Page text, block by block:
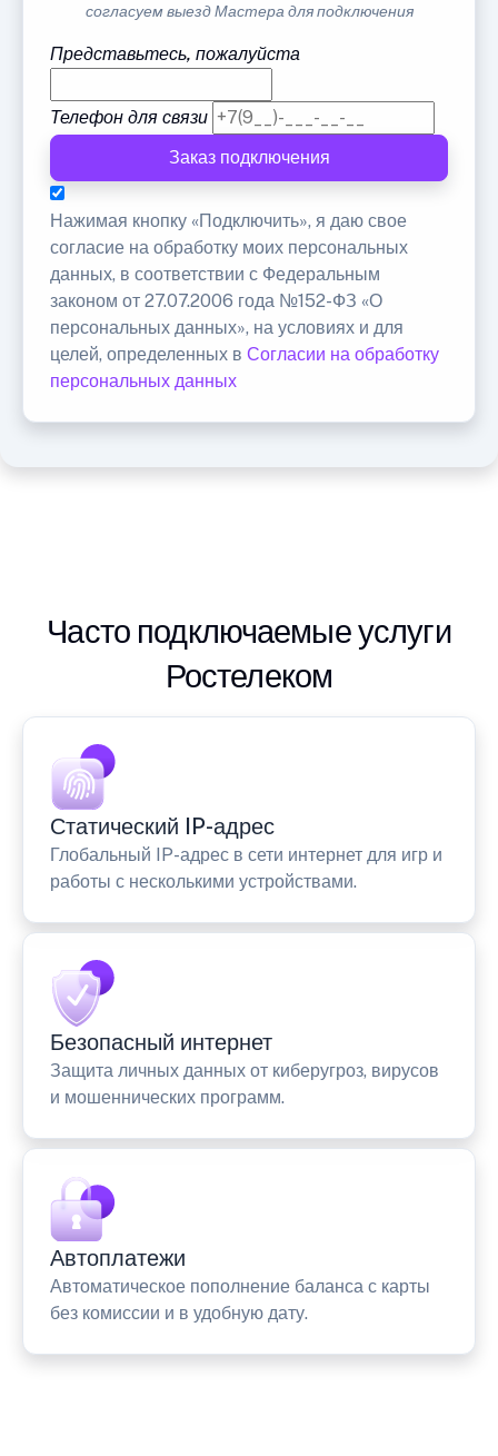
согласуем выезд Мастера для подключения
Представьтесь, пожалуйста
Телефон для связи
Заказ подключения
Нажимая кнопку «Подключить», я даю свое
согласие на обработку моих персональных
данных, в соответствии с Федеральным
законом от 27.07.2006 года №152-ФЗ «О
персональных данных», на условиях и для
целей, определенных в Согласии на обработку
персональных данных
Часто подключаемые услуги
Ростелеком
Статический IP-адрес
Глобальный IP-адрес в сети интернет для игр и
работы с несколькими устройствами.
Безопасный интернет
Защита личных данных от киберугроз, вирусов
и мошеннических программ.
Автоплатежи
Автоматическое пополнение баланса с карты
без комиссии и в удобную дату.